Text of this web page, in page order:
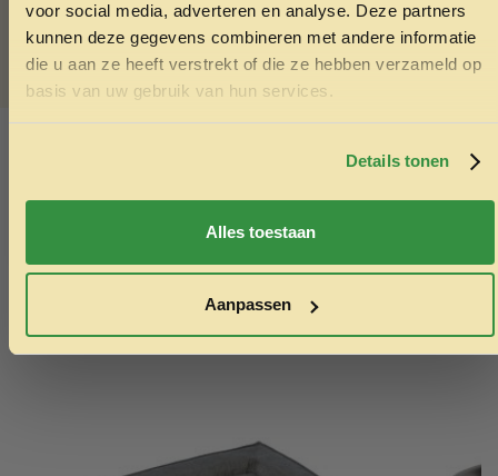
voor social media, adverteren en analyse. Deze partners
kunnen deze gegevens combineren met andere informatie
die u aan ze heeft verstrekt of die ze hebben verzameld op
basis van uw gebruik van hun services.
Details tonen
Alles toestaan
Aanpassen
Wil je echt alles weten,klik hier en ga direct door naar de
website van Garvo
SKU: 8717154501643
Ook interessant
Ontvang korting
Door je in te schrijven ga je akkoord met het ontvangen van
Nee, ik wil geen korting